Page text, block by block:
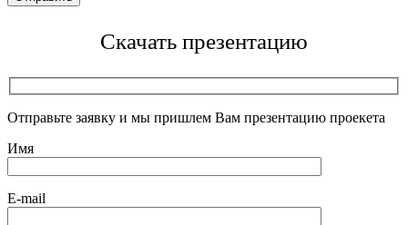
Скачать презентацию
Отправьте заявку и мы пришлем Вам презентацию проекета
Имя
E-mail